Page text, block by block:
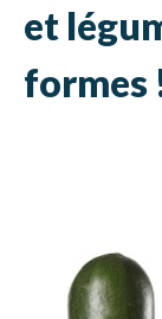
et
formes